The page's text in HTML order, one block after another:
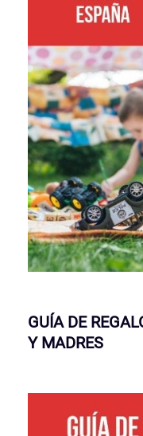
GUÍA DE
Y MADRES